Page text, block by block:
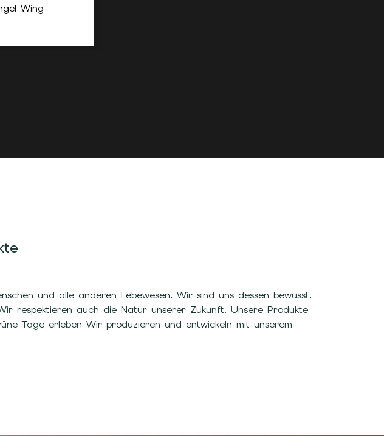
Wing
und alle anderen Lebewesen. Wir sind uns dessen bewusst.
respektieren auch die Natur unserer Zukunft. Unsere Produkte
Tage erleben Wir produzieren und entwickeln mit unserem